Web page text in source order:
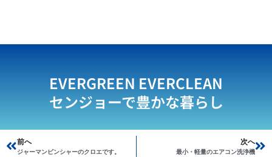
EVERGREEN EVERCLEAN
センジョーで豊かな暮らし
Prev
前へ
ジャーマンピンシャーのクロエです。
次へ
最小・軽量のエアコン洗浄機